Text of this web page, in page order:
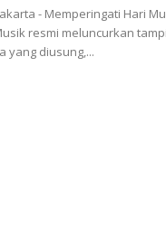
Jakarta - Memperingati Hari
resmi meluncurkan
yang diusung,...